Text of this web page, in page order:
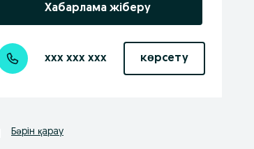
Хабарлама жіберу
xxx xxx xxx көрсету
Бәрін қарау